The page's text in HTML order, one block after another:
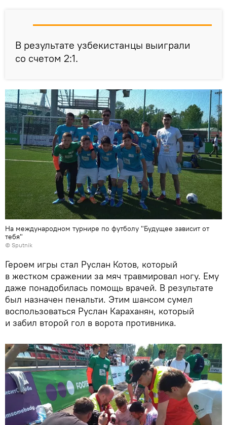
В результате узбекистанцы выиграли
со счетом 2:1.
На международном турнире по футболу "Будущее зависит от
тебя"
© Sputnik
Героем игры стал Руслан Котов, который
в жестком сражении за мяч травмировал ногу. Ему
даже понадобилась помощь врачей. В результате
был назначен пенальти. Этим шансом сумел
воспользоваться Руслан Караханян, который
и забил второй гол в ворота противника.